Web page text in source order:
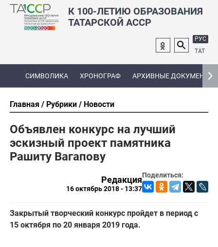
К 100-ЛЕТИЮ ОБРАЗОВАНИЯ
ТАТАРСКОЙ АССР
РУС
ТАТ
СИМВОЛИКА ХРОНОГРАФ АРХИВНЫЕ ДОКУМЕНТЫ
Главная Рубрики Новости
Объявлен конкурс на лучший
эскизный проект памятника
Рашиту Вагапову
Поделиться:
Редакция
16 октябрь 2018 - 13:37
Закрытый творческий конкурс пройдет в период с
15 октября по 20 января 2019 года.